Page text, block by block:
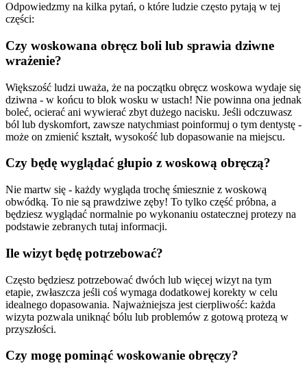
Odpowiedzmy na kilka pytań, o które ludzie często pytają w tej
części:
Czy woskowana obręcz boli lub sprawia dziwne
wrażenie?
Większość ludzi uważa, że na początku obręcz woskowa wydaje się
dziwna - w końcu to blok wosku w ustach! Nie powinna ona jednak
boleć, ocierać ani wywierać zbyt dużego nacisku. Jeśli odczuwasz
ból lub dyskomfort, zawsze natychmiast poinformuj o tym dentystę -
może on zmienić kształt, wysokość lub dopasowanie na miejscu.
Czy będę wyglądać głupio z woskową obręczą?
Nie martw się - każdy wygląda trochę śmiesznie z woskową
obwódką. To nie są prawdziwe zęby! To tylko część próbna, a
będziesz wyglądać normalnie po wykonaniu ostatecznej protezy na
podstawie zebranych tutaj informacji.
Ile wizyt będę potrzebować?
Często będziesz potrzebować dwóch lub więcej wizyt na tym
etapie, zwłaszcza jeśli coś wymaga dodatkowej korekty w celu
idealnego dopasowania. Najważniejsza jest cierpliwość: każda
wizyta pozwala uniknąć bólu lub problemów z gotową protezą w
przyszłości.
Czy mogę pominąć woskowanie obręczy?